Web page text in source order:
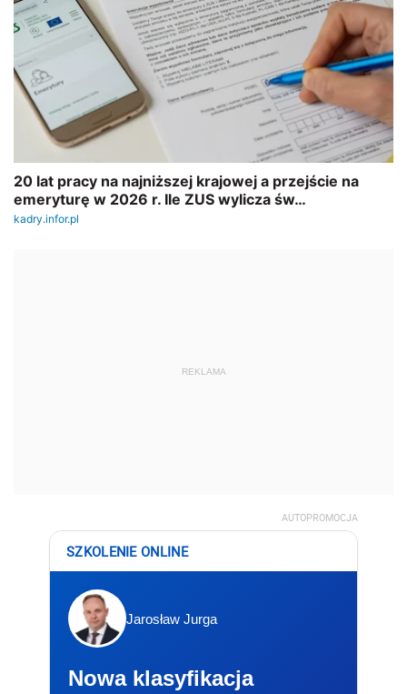
REKLAMA
AUTOPROMOCJA
SZKOLENIE ONLINE
Jarosław Jurga
Nowa klasyfikacja